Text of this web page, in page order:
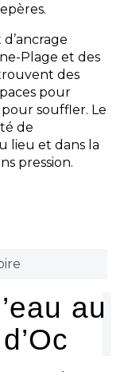
Plage et des
des
pour
souffler. Le
de
lieu et dans la
pression.
au